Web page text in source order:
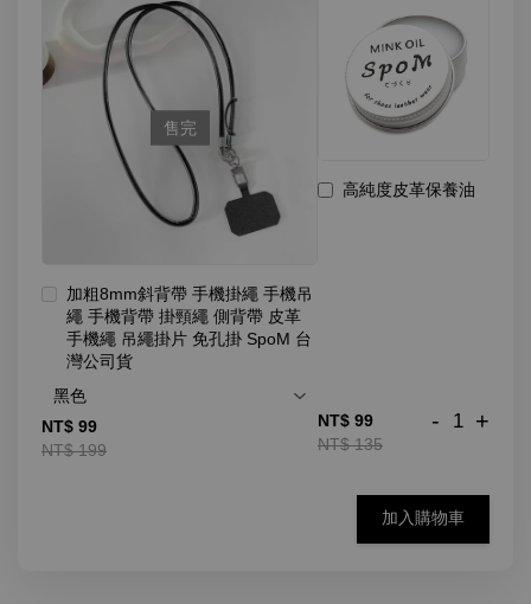
售完
加粗8mm斜背帶 手機掛繩 手機吊
繩 手機背帶 掛頸繩 側背帶 皮革
手機繩 吊繩掛片 免孔掛 SpoM 台
灣公司貨
NT$ 99
NT$ 199
高純度皮革保養油
NT$ 99
NT$ 135
- +
加入購物車